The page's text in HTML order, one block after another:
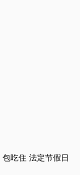
包吃住 法定节假日